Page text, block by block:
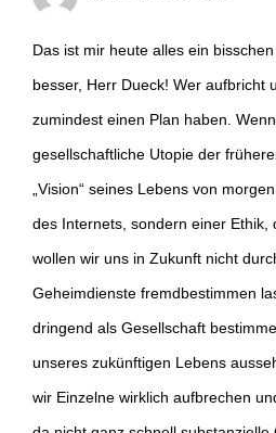
Das ist mir heute alles ein
besser, Herr Dueck! Wer aufbricht
zumindest einen Plan haben.
gesellschaftliche Utopie der
„Vision“ seines Lebens von
des Internets, sondern einer Ethik,
wollen wir uns in Zukunft nicht
Geheimdienste fremdbestimmen
dringend als Gesellschaft
unseres zukünftigen Lebens
wir Einzelne wirklich aufbrechen